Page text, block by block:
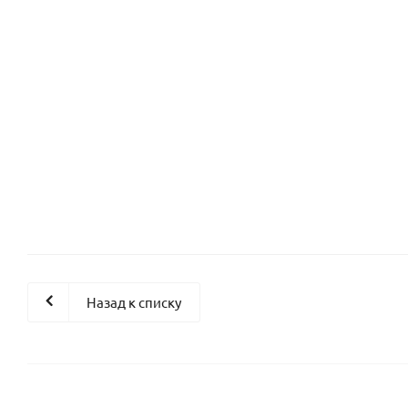
Назад к списку